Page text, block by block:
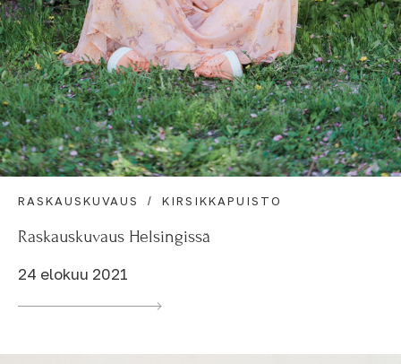
RASKAUSKUVAUS KIRSIKKAPUISTO
Raskauskuvaus Helsingissä
24 elokuu 2021